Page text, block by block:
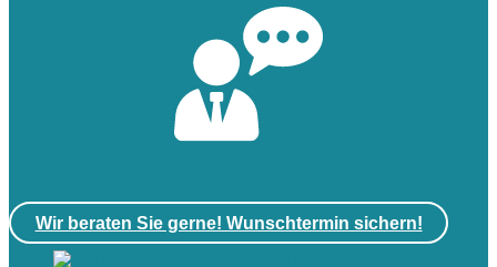
Wir beraten Sie gerne! Wunschtermin sichern!